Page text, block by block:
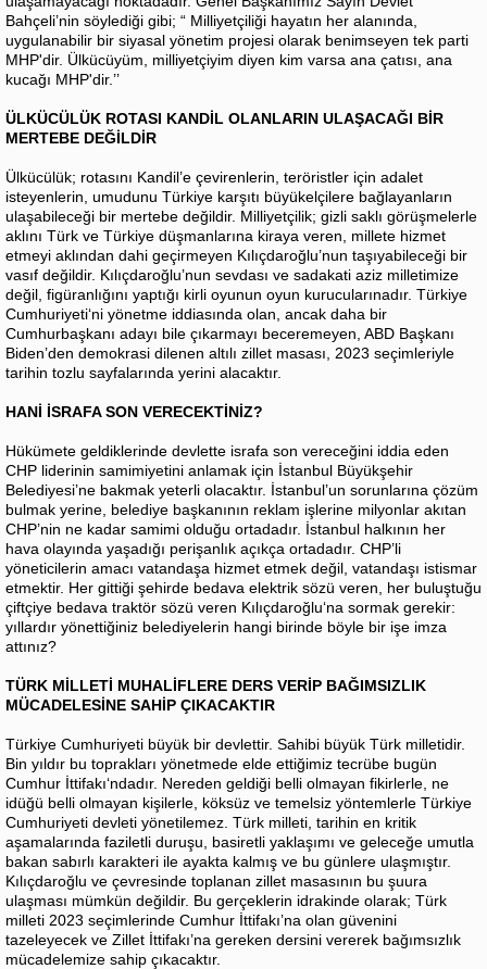
Bahçeli’nin söylediği gibi; “ Milliyetçiliği hayatın her alanında,
uygulanabilir bir siyasal yönetim projesi olarak benimseyen tek parti
MHP'dir. Ülkücüyüm, milliyetçiyim diyen kim varsa ana çatısı, ana
kucağı MHP'dir.’’
ÜLKÜCÜLÜK ROTASI KANDİL OLANLARIN ULAŞACAĞI BİR
MERTEBE DEĞİLDİR
Ülkücülük; rotasını Kandil’e çevirenlerin, teröristler için adalet
isteyenlerin, umudunu Türkiye karşıtı büyükelçilere bağlayanların
ulaşabileceği bir mertebe değildir. Milliyetçilik; gizli saklı görüşmelerle
aklını Türk ve Türkiye düşmanlarına kiraya veren, millete hizmet
etmeyi aklından dahi geçirmeyen Kılıçdaroğlu’nun taşıyabileceği bir
vasıf değildir. Kılıçdaroğlu’nun sevdası ve sadakati aziz milletimize
değil, figüranlığını yaptığı kirli oyunun oyun kurucularınadır. Türkiye
Cumhuriyeti‘ni yönetme iddiasında olan, ancak daha bir
Cumhurbaşkanı adayı bile çıkarmayı beceremeyen, ABD Başkanı
Biden’den demokrasi dilenen altılı zillet masası, 2023 seçimleriyle
tarihin tozlu sayfalarında yerini alacaktır.
HANİ İSRAFA SON VERECEKTİNİZ?
Hükümete geldiklerinde devlette israfa son vereceğini iddia eden
CHP liderinin samimiyetini anlamak için İstanbul Büyükşehir
Belediyesi’ne bakmak yeterli olacaktır. İstanbul’un sorunlarına çözüm
bulmak yerine, belediye başkanının reklam işlerine milyonlar akıtan
CHP’nin ne kadar samimi olduğu ortadadır. İstanbul halkının her
hava olayında yaşadığı perişanlık açıkça ortadadır. CHP’li
yöneticilerin amacı vatandaşa hizmet etmek değil, vatandaşı istismar
etmektir. Her gittiği şehirde bedava elektrik sözü veren, her buluştuğu
çiftçiye bedava traktör sözü veren Kılıçdaroğlu‘na sormak gerekir:
yıllardır yönettiğiniz belediyelerin hangi birinde böyle bir işe imza
attınız?
TÜRK MİLLETİ MUHALİFLERE DERS VERİP BAĞIMSIZLIK
MÜCADELESİNE SAHİP ÇIKACAKTIR
Türkiye Cumhuriyeti büyük bir devlettir. Sahibi büyük Türk milletidir.
Bin yıldır bu toprakları yönetmede elde ettiğimiz tecrübe bugün
Cumhur İttifakı‘ndadır. Nereden geldiği belli olmayan fikirlerle, ne
idüğü belli olmayan kişilerle, köksüz ve temelsiz yöntemlerle Türkiye
Cumhuriyeti devleti yönetilemez. Türk milleti, tarihin en kritik
aşamalarında faziletli duruşu, basiretli yaklaşımı ve geleceğe umutla
bakan sabırlı karakteri ile ayakta kalmış ve bu günlere ulaşmıştır.
Kılıçdaroğlu ve çevresinde toplanan zillet masasının bu şuura
ulaşması mümkün değildir. Bu gerçeklerin idrakinde olarak; Türk
milleti 2023 seçimlerinde Cumhur İttifakı’na olan güvenini
tazeleyecek ve Zillet İttifakı’na gereken dersini vererek bağımsızlık
mücadelemize sahip çıkacaktır.